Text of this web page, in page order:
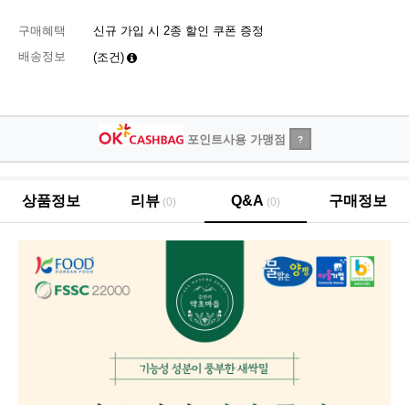
구매혜택
신규 가입 시 2종 할인 쿠폰 증정
배송정보
(조건)
포인트사용 가맹점 ?
상품정보 리뷰 (0) Q&A (0) 구매정보